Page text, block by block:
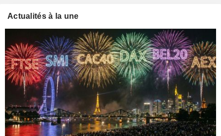
Actualités à la une